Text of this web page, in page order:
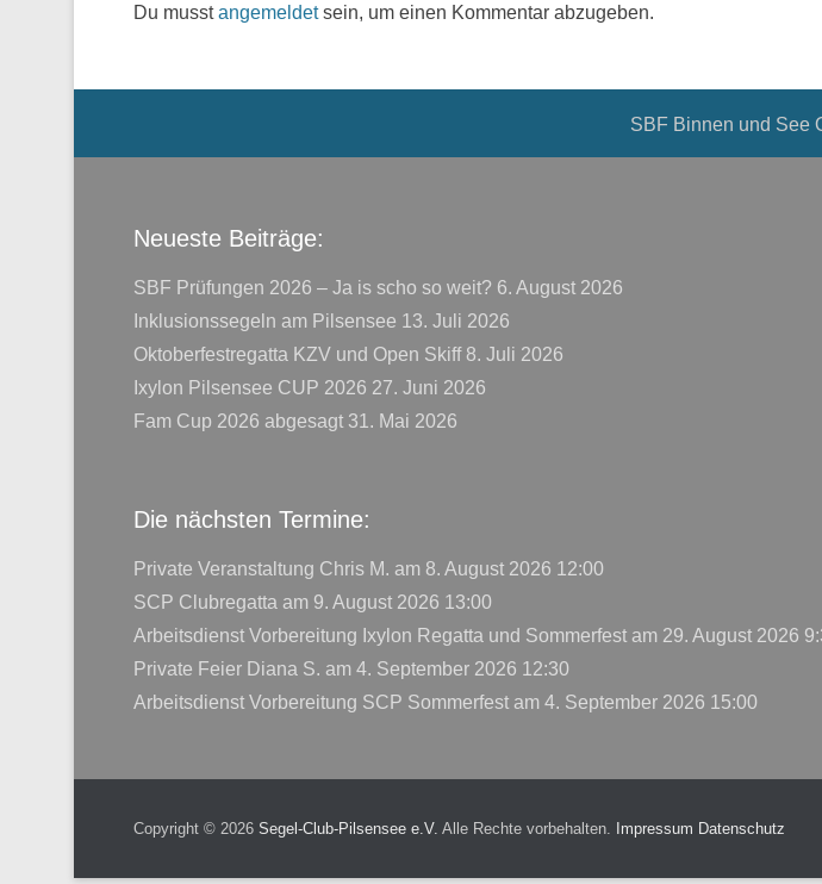
Du musstangemeldetsein, um einen Kommentar abzugeben.
SBF Binnen und See
Neueste Beiträge:
SBF Prüfungen 2026 – Ja is scho so weit? 6. August 2026
Inklusionssegeln am Pilsensee 13. Juli 2026
Oktoberfestregatta KZV und Open Skiff 8. Juli 2026
Ixylon Pilsensee CUP 2026 27. Juni 2026
Fam Cup 2026 abgesagt 31. Mai 2026
Die nächsten Termine:
Private Veranstaltung Chris M. am 8. August 2026 12:00
SCP Clubregatta am 9. August 2026 13:00
Arbeitsdienst Vorbereitung Ixylon Regatta und Sommerfest am 29. August 2026
Private Feier Diana S. am 4. September 2026 12:30
Arbeitsdienst Vorbereitung SCP Sommerfest am 4. September 2026 15:00
Copyright © 2026 Segel-Club-Pilsensee e.V. Alle Rechte vorbehalten. Impressum Datenschutz